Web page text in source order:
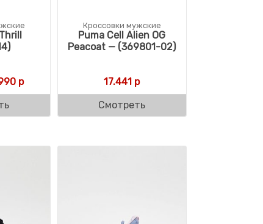
цена составляла 8.790 р.
рТекущая цена: 5.990 р.
Кроссовки мужские
Puma Cell Alien OG
Peacoat — (369801-02)
17.441 р
Смотреть